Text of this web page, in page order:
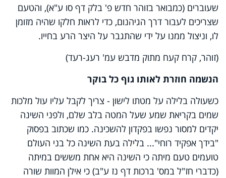
שעוברים (כמבואר בזוהר חדש פ' בלק דף סו ע"א), והטעם
שצריכים לעבור דרך הגיהנום, כדי לראות חלקו שהיה מזומן
לו, וניצול ממנו על ידי שהתגבר על היצר הרע בחייו.
(זוהר, קרח קעח מתוק מדבש עמ' רעג-רעד)
הנשמה חוזרת לאותו גוף כל בוקר
כשעולה בלילה על מטתו לישון - צריך לקבל עליו עול מלכות
שמים בקריאת שמע שעל המטה בלב שלם, ולפני השינה
יקדים למסור נפשו בפקדון להשכינה. כמו שכתוב בפסוק
"בידך אפקיד רוחי"... בלילה בעת השינה כל בני העולם
טועמים טעם מיתה כי השינה היא אחת מששים במיתה
(כדברי חז"ל במס' ברכות דף נז ע"ב) כי אילן המוות שורה